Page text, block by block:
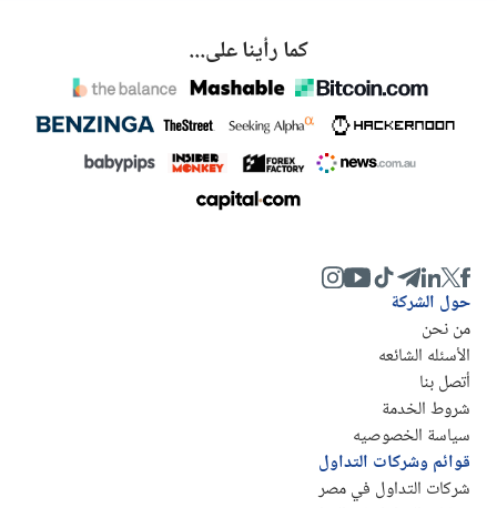
كما رأينا على...
حول الشركة
من نحن
الأسئله الشائعه
أتصل بنا
شروط الخدمة
سياسة الخصوصيه
قوائم وشركات التداول
شركات التداول في مصر